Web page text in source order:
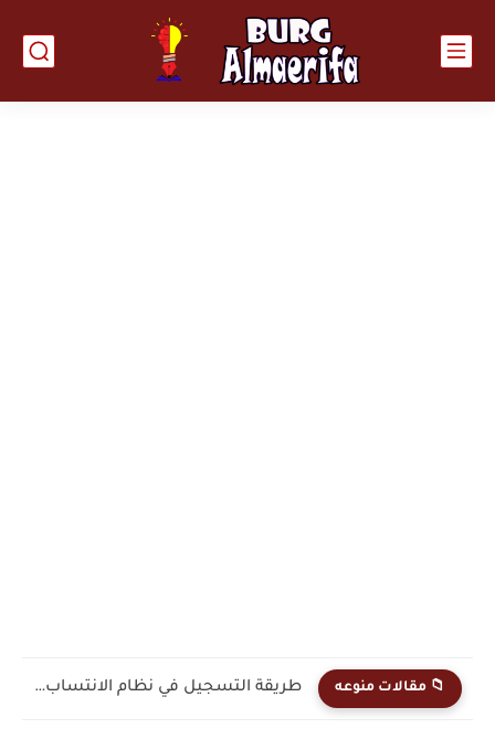
📁 مقالات منوعه قطع كتاب اللغة الإنكليزية للصف الأول المتوسط 2026 مترجمة ومشروحة...